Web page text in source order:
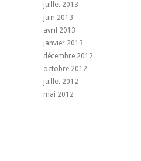
juillet 2013
juin 2013
avril 2013
janvier 2013
décembre 2012
octobre 2012
juillet 2012
mai 2012